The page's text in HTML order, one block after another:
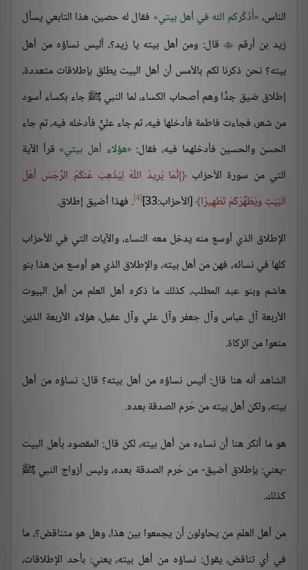
الناس، أُذَكِّركم الله في أهل بيتي فقال له حصين، هذا التابعي يسأل
زيد بن أرقم قال: ومن أهل بيته يا زيد؟، أليس نساؤه من أهل
بيته؟ نحن ذكرنا لكم بالأمس أن أهل البيت يطلق بإطلاقات متعددة،
إطلاق ضيق جدًّا وهم أصحاب الكساء، لما النبي ﷺ جاء بكساء أسود
من شعر، فجاءت فاطمة فأدخلها فيه، ثم جاء عليٌّ فأدخله فيه، ثم جاء
الحسن والحسين فأدخلهما فيه، فقال: هؤلاء أهل بيتي قرأ الآية
التي من سورة الأحزاب إِنَّمَا يُرِيدُ اللَّهُ لِيُذْهِبَ عَنكُمُ الرِّجْسَ أَهْلَ
الْبَيْتِ وَيُطَهِّرَكُمْ تَطْهِيرًا [الأحزاب:33] [4] . فهذا أضيق إطلاق.
الإطلاق الذي أوسع منه يدخل معه النساء، والآيات التي في الأحزاب
كلها في نسائه، فهن من أهل بيته، والإطلاق الذي هو أوسع من هذا بنو
هاشم وبنو عبد المطلب، كذلك ما ذكره أهل العلم من أهل البيوت
الأربعة آل عباس وآل جعفر وآل علي وآل عقيل، هؤلاء الأربعة الذين
منعوا من الزكاة.
الشاهد أنه هنا قال: أليس نساؤه من أهل بيته؟ قال: نساؤه من أهل
بيته، ولكن أهل بيته من حُرم الصدقة بعده.
هو ما أنكر هنا أن نساءه من أهل بيته، لكن قال: المقصود بأهل البيت
-يعني: بإطلاق أضيق- من حُرم الصدقة بعده، وليس أزواج النبي ﷺ
كذلك.
من أهل العلم من يحاولون أن يجمعوا بين هذا، وهل هو متناقض؟، ما
في أي تناقض، يقول: نساؤه من أهل بيته، يعني: بأحد الإطلاقات،